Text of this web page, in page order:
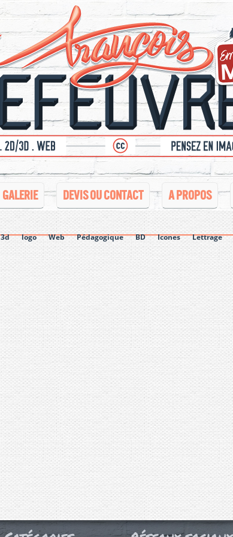
GALERIE DEVIS OU CONTACT A PROPOS
3d logo Web Pédagogique BD Icones Lettrage